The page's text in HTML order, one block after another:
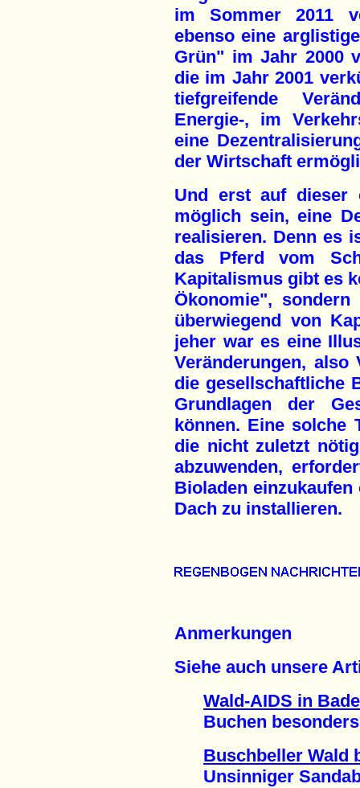
im Sommer 2011
ebenso eine
Grün" im Jahr 2000
die im Jahr 2001
tiefgreifende
Energie-, im
eine
der Wirtschaft
Und erst auf dieser
möglich sein, eine
realisieren. Denn es
das Pferd vom
Kapitalismus gibt es
Ökonomie",
überwiegend von
jeher war es eine
Veränderungen, also
die gesellschaftliche
Grundlagen der
können. Eine solche
die nicht zuletzt
abzuwenden,
Bioladen
Dach zu installieren.
Anmerkungen
Siehe auch unsere
Wald-AIDS in
Buchen besonders
Buschbeller Wald
Unsinniger